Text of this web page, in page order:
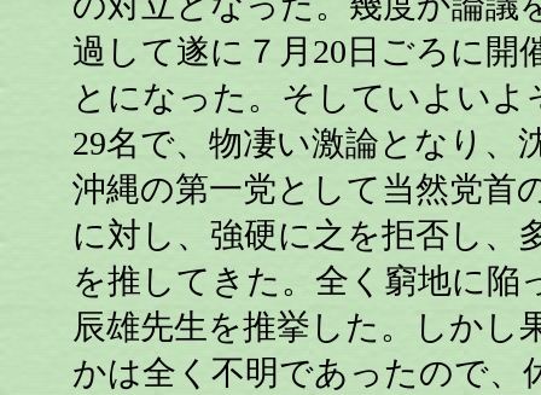
過して遂に７月20日ごろに開
とになった。そしていよい
29名で、物凄い激論となり、
沖縄の第一党として当然党首
に対し、強硬に之を拒否し、
を推してきた。全く窮地に陥
辰雄先生を推挙した。しかし
かは全く不明であったので、